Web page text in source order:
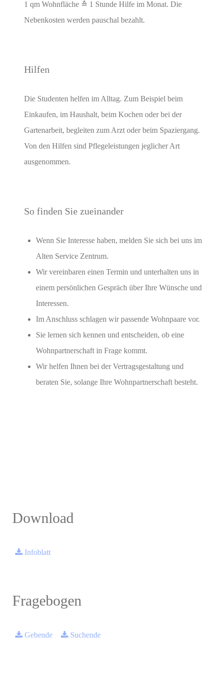
1 qm Wohnfläche ≙ 1 Stunde Hilfe im Monat. Die
Nebenkosten werden pauschal bezahlt.
Hilfen
Die Studenten helfen im Alltag. Zum Beispiel beim
Einkaufen, im Haushalt, beim Kochen oder bei der
Gartenarbeit, begleiten zum Arzt oder beim Spaziergang.
Von den Hilfen sind Pflegeleistungen jeglicher Art
ausgenommen.
So finden Sie zueinander
Wenn Sie Interesse haben, melden Sie sich bei uns im
Alten Service Zentrum.
Wir vereinbaren einen Termin und unterhalten uns in
einem persönlichen Gespräch über Ihre Wünsche und
Interessen.
Im Anschluss schlagen wir passende Wohnpaare vor.
Sie lernen sich kennen und entscheiden, ob eine
Wohnpartnerschaft in Frage kommt.
Wir helfen Ihnen bei der Vertragsgestaltung und
beraten Sie, solange Ihre Wohnpartnerschaft besteht.
Download
Infoblatt
Fragebogen
Gebende Suchende